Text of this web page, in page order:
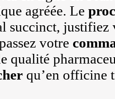
agréée. Le
succinct, justifiez
votre
qualité
qu’en officine